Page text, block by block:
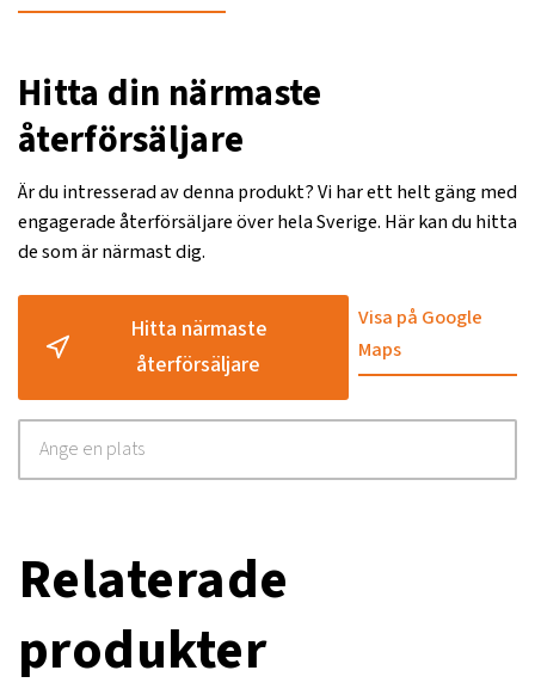
Hitta din närmaste
återförsäljare
Är du intresserad av denna produkt? Vi har ett helt gäng med
engagerade återförsäljare över hela Sverige. Här kan du hitta
de som är närmast dig.
Hitta närmaste
återförsäljare
Visa på Google
Maps
Relaterade
produkter